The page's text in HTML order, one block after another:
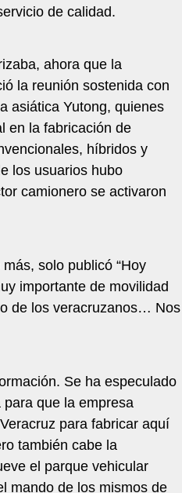
de calidad.
ahora que la
la reunión sostenida con
asiática Yutong, quienes
en la fabricación de
híbridos y
los usuarios hubo
camionero se activaron
solo publicó “Hoy
importante de movilidad
de los veracruzanos… Nos
Se ha especulado
que la empresa
para fabricar aquí
también cabe la
el parque vehicular
mando de los mismos de